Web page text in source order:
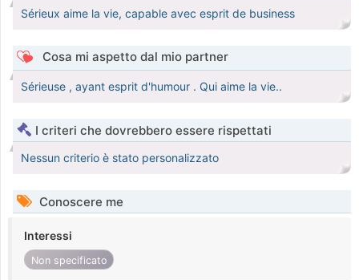
Sérieux aime la vie, capable avec esprit de business
Cosa mi aspetto dal mio partner
Sérieuse , ayant esprit d'humour . Qui aime la vie..
I criteri che dovrebbero essere rispettati
Nessun criterio è stato personalizzato
Conoscere me
Interessi
Non specificato